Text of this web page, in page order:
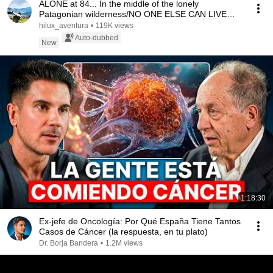
ALONE at 84... In the middle of the lonely
Patagonian wilderness/NO ONE ELSE CAN LIVE
HERE!
hilux_aventura • 119K views
New
Auto-dubbed
1:18:30
Ex-jefe de Oncología: Por Qué España Tiene Tantos
Casos de Cáncer (la respuesta, en tu plato)
Dr. Borja Bandera • 1.2M views